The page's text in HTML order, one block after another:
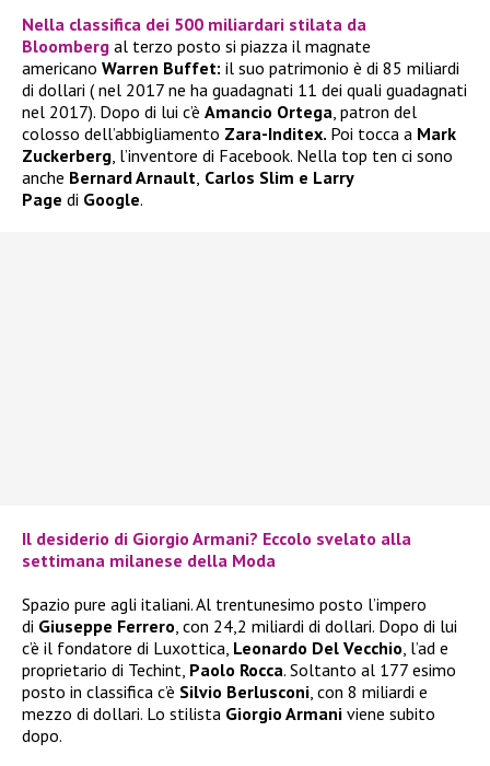
Nella classifica dei 500 miliardari stilata da
Bloomberg al terzo posto si piazza il magnate
americano Warren Buffet: il suo patrimonio è di 85 miliardi
di dollari ( nel 2017 ne ha guadagnati 11 dei quali guadagnati
nel 2017). Dopo di lui c’è Amancio Ortega , patron del
colosso dell’abbigliamento Zara-Inditex. Poi tocca a Mark
Zuckerberg , l’inventore di Facebook. Nella top ten ci sono
anche Bernard Arnault Carlos Slim e Larry
Page di Google.
Il desiderio di Giorgio Armani? Eccolo svelato alla
settimana milanese della Moda
Spazio pure agli italiani. Al trentunesimo posto l’impero
di Giuseppe Ferrero , con 24,2 miliardi di dollari. Dopo di lui
c’è il fondatore di Luxottica, Leonardo Del Vecchio , l’ad e
proprietario di Techint, Paolo Rocca. Soltanto al 177 esimo
posto in classifica c’è Silvio Berlusconi , con 8 miliardi e
mezzo di dollari. Lo stilista Giorgio Armani viene subito
dopo.